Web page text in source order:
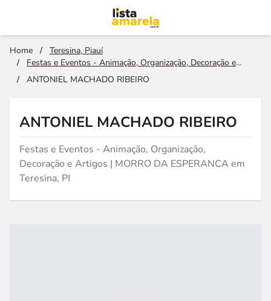
Home /
Teresina, Piauí
/
Festas e Eventos - Animação, Organização, Decoração e
Artigos
/ ANTONIEL MACHADO RIBEIRO
ANTONIEL MACHADO RIBEIRO
Festas e Eventos - Animação, Organização,
Decoração e Artigos | MORRO DA ESPERANCA em
Teresina, PI